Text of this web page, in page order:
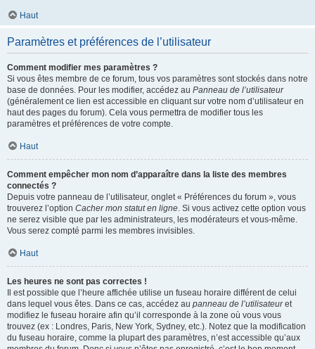
Haut
Paramètres et préférences de l’utilisateur
Comment modifier mes paramètres ?
Si vous êtes membre de ce forum, tous vos paramètres sont stockés dans notre
base de données. Pour les modifier, accédez au Panneau de l’utilisateur
(généralement ce lien est accessible en cliquant sur votre nom d’utilisateur en
haut des pages du forum). Cela vous permettra de modifier tous les
paramètres et préférences de votre compte.
Haut
Comment empêcher mon nom d’apparaître dans la liste des membres
connectés ?
Depuis votre panneau de l’utilisateur, onglet « Préférences du forum », vous
trouverez l’option Cacher mon statut en ligne. Si vous activez cette option vous
ne serez visible que par les administrateurs, les modérateurs et vous-même.
Vous serez compté parmi les membres invisibles.
Haut
Les heures ne sont pas correctes !
Il est possible que l’heure affichée utilise un fuseau horaire différent de celui
dans lequel vous êtes. Dans ce cas, accédez au panneau de l’utilisateuret
modifiez le fuseau horaire afin qu’il corresponde à la zone où vous vous
trouvez (ex : Londres, Paris, New York, Sydney, etc.). Notez que la modification
du fuseau horaire, comme la plupart des paramètres, n’est accessible qu’aux